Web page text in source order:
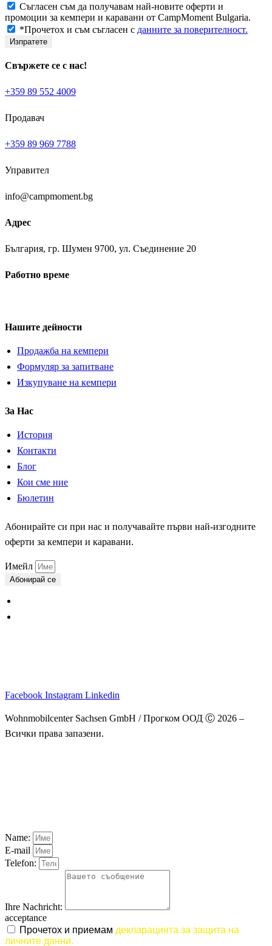
Съгласен съм да получавам най-новите оферти и
промоции за кемпери и каравани от CampMoment Bulgaria.
*Прочетох и съм съгласен с данните за поверителност.
Изпратете
Свържете се с нас!
+359 89 552 4009
Продавач
+359 89 969 7788
Управител
info@campmoment.bg
Адрес
България, гр. Шумен 9700, ул. Съединение 20
Работно време
Нашите дейности
Продажба на кемпери
Формуляр за запитване
Изкупуване на кемпери
За Нас
История
Контакти
Блог
Кои сме ние
Бюлетин
Абонирайте си при нас и получавайте първи най-изгодните
оферти за кемпери и каравани.
Имейл
Абонирай се
Facebook Instagram Linkedin
Wohnmobilcenter Sachsen GmbH / Прогком ООД Ⓒ 2026 –
Всички права запазени.
Name:
E-mail
Telefon:
Ihre Nachricht:
acceptance
Прочетох и приемам декларацията за защита на
личните данни.